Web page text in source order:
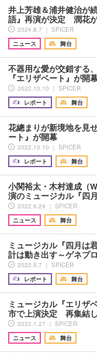
井上芳雄＆浦井健治が
語』再演が決定 潤花
2024.8.7 ｜ SPICER
ニュース
舞台
不器用な愛が交錯する
『エリザベート』が開
2022.10.10 ｜ SPICER
レポート
舞台
花總まりが新境地を見
ート』が開幕
2022.10.10 ｜ SPICER
レポート
舞台
小関裕太・木村達成（
演のミュージカル『
2022.6.24 ｜ SPICER
ニュース
舞台
ミュージカル『四月は
計は動き出す～ゲネプ
2022.5.7 ｜ SPICER
レポート
舞台
ミュージカル『エリザ
市で上演決定 再集結
2022.1.27 ｜ SPICER
ニュース
舞台